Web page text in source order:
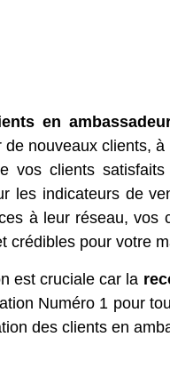
en
nouveaux clients,
vos clients
les indicateurs de
à leur réseau, vos
crédibles pour votre
est cruciale car la
Numéro 1 pour
des clients en